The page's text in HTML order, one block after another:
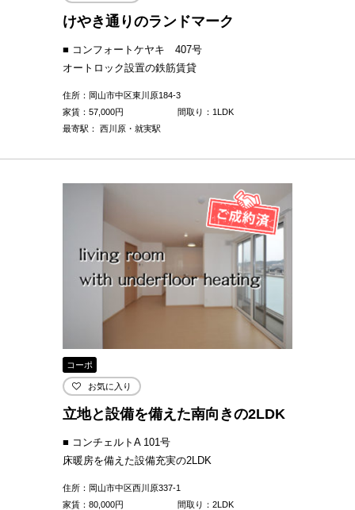
けやき通りのランドマーク
■ コンフォートケヤキ 407号
オートロック設置の鉄筋賃貸
住所：岡山市中区東川原184-3
家賃： 57,000円
間取り：1LDK
最寄駅： 西川原・就実駅
コーポ
お気に入り
立地と設備を備えた南向きの2LDK
■ コンチェルトA 101号
床暖房を備えた設備充実の2LDK
住所：岡山市中区西川原337-1
家賃： 80,000円
間取り：2LDK